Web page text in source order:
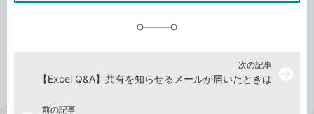
前の記事
次の記事
【Excel Q&A】共有を知らせるメールが届いたときは